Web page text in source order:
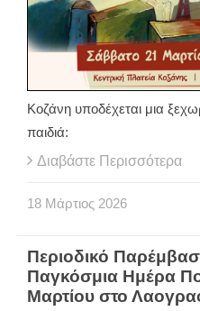
Κοζάνη υποδέχεται μια
παιδιά:
Διαβάστε Περισσότερα
18 Μάρτιος 2026
Περιοδικό
Παγκόσμια Ημέρα
Μαρτίου στο